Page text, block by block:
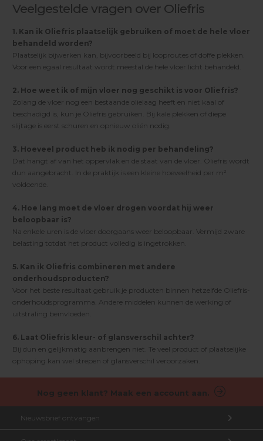
Veelgestelde vragen over Oliefris
1. Kan ik Oliefris plaatselijk gebruiken of moet de hele vloer
behandeld worden?
Plaatselijk bijwerken kan, bijvoorbeeld bij looproutes of doffe plekken.
Voor een egaal resultaat wordt meestal de hele vloer licht behandeld.
2. Hoe weet ik of mijn vloer nog geschikt is voor Oliefris?
Zolang de vloer nog een bestaande olielaag heeft en niet kaal of
beschadigd is, kun je Oliefris gebruiken. Bij kale plekken of diepe
slijtage is eerst schuren en opnieuw oliën nodig.
3. Hoeveel product heb ik nodig per behandeling?
Dat hangt af van het oppervlak en de staat van de vloer. Oliefris wordt
dun aangebracht. In de praktijk is een kleine hoeveelheid per m²
voldoende.
4. Hoe lang moet de vloer drogen voordat hij weer
beloopbaar is?
Na enkele uren is de vloer doorgaans weer beloopbaar. Vermijd zware
belasting totdat het product volledig is ingetrokken.
5. Kan ik Oliefris combineren met andere
onderhoudsproducten?
Voor het beste resultaat gebruik je producten binnen hetzelfde Oliefris-
onderhoudsprogramma. Andere middelen kunnen de werking of
uitstraling beïnvloeden.
6. Laat Oliefris kleur- of glansverschil achter?
Bij dun en gelijkmatig aanbrengen niet. Te veel product of plaatselijke
ophoping kan wel strepen of glansverschil veroorzaken.
Nog geen klant? Maak een account aan.
Nieuwsbrief ontvangen